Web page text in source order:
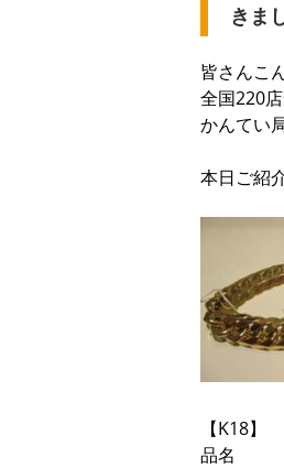
きま
皆さんこ
全国220
かんてい
本日ご紹
【K18】
品名 ブ